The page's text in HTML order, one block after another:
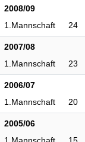
2008/09
1.Mannschaft
24
2007/08
1.Mannschaft
23
2006/07
1.Mannschaft
20
2005/06
1.Mannschaft
15